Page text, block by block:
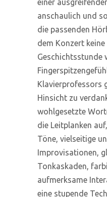
einer
anschaulich und
die passenden
dem Konzert
Geschichtsstunde
Klavierprofessors
Hinsicht zu
wohlgesetzte
die Leitplanken
Töne, vielseitige
Improvisationen,
Tonkaskaden,
aufmerksame
eine stupende